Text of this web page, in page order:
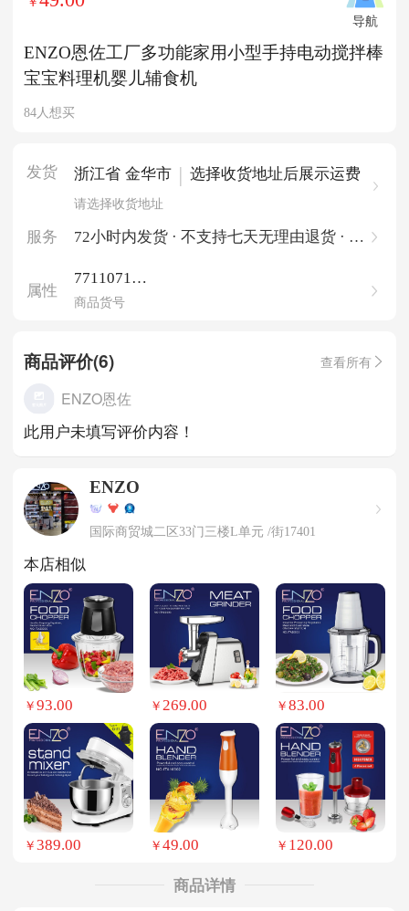
导航
ENZO恩佐工厂多功能家用小型手持电动搅拌棒
宝宝料理机婴儿辅食机
84人想买
发货 浙江省 金华市 | 选择收货地址后展示运费
请选择收货地址
服务
72小时内发货 · 不支持七天无理由退货 · 一
属性
771107191
43256573
商品货号
商品评价(6) 查看所有
ENZO恩佐
此用户未填写评价内容！
ENZO
国际商贸城二区33门三楼L单元 /街17401
本店相似
￥93.00 ￥ 269.00 ￥83.00
￥389.00 ￥49.00 ￥ 120.00
商品详情